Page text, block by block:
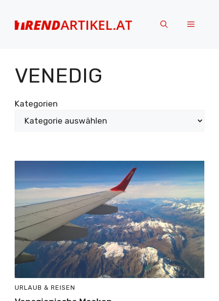
springen
Menü
VENEDIG
Kategorien
URLAUB & REISEN